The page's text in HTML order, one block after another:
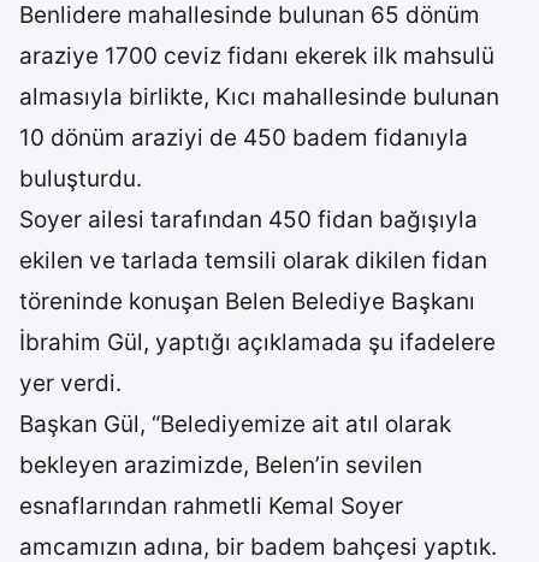
Benlidere mahallesinde bulunan 65 dönüm
araziye 1700 ceviz fidanı ekerek ilk mahsulü
almasıyla birlikte, Kıcı mahallesinde bulunan
10 dönüm araziyi de 450 badem fidanıyla
buluşturdu.
Soyer ailesi tarafından 450 fidan bağışıyla
ekilen ve tarlada temsili olarak dikilen fidan
töreninde konuşan Belen Belediye Başkanı
İbrahim Gül, yaptığı açıklamada şu ifadelere
yer verdi.
Başkan Gül, “Belediyemize ait atıl olarak
bekleyen arazimizde, Belen’in sevilen
esnaflarından rahmetli Kemal Soyer
amcamızın adına, bir badem bahçesi yaptık.